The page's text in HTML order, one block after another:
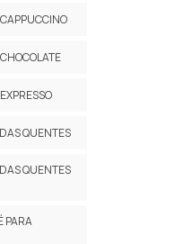
QUENTES
QUENTES
PARA